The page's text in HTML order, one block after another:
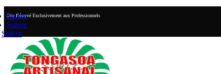
Site Réservé Exclusivement aux Professionnels
Suivre
Suivre
Suivre